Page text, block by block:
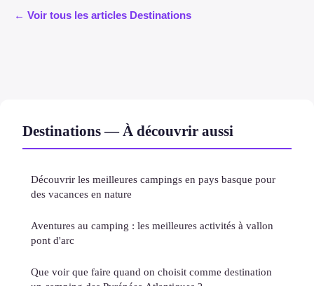
← Voir tous les articles Destinations
Destinations — À découvrir aussi
Découvrir les meilleures campings en pays basque pour
des vacances en nature
Aventures au camping : les meilleures activités à vallon
pont d'arc
Que voir que faire quand on choisit comme destination